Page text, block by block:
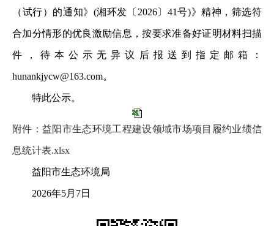
（试行）的通知》(湘环发〔2026〕41号)》精神，筛选符
合加分情形的优良激励信息，按要求准备好证明材料扫描
件，待本公示无异议后报送到指定邮箱：
hunankjycw@163.com。
特此公示。
附件：益阳市生态环境工程建设领域市场项目履约业绩信
息统计表.xlsx
益阳市生态环境局
2026年5月7日